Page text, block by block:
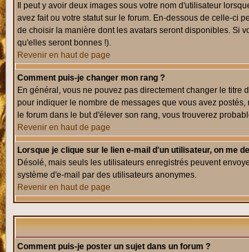
Il peut y avoir deux images sous votre nom d'utilisateur
avez fait ou votre statut sur le forum. En-dessous de celle-ci
de choisir la manière dont les avatars seront disponibles. Si
qu'elles seront bonnes !).
Revenir en haut de page
Comment puis-je changer mon rang ?
En général, vous ne pouvez pas directement changer le
pour indiquer le nombre de messages que vous avez
le forum dans le but d'élever son rang, vous trouverez
Revenir en haut de page
Lorsque je clique sur le lien e-mail d'un utilisateur, on me
Désolé, mais seuls les utilisateurs enregistrés peuvent
système d'e-mail par des utilisateurs anonymes.
Revenir en haut de page
Comment puis-je poster un sujet dans un forum ?